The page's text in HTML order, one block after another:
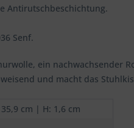
Antirutschbeschichtung.
Senf.
ein
und macht das
cm | H: 1,6 cm